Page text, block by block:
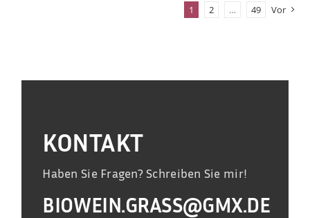
1 2 … 49 Vor
KONTAKT
Haben Sie Fragen? Schreiben Sie mir!
BIOWEIN.GRASS@GMX.DE